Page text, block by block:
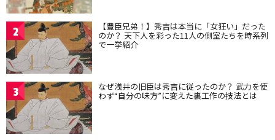
2 【豊臣兄弟！】秀吉は本当に「女狂い」だった
のか？ 天下人を彩った11人の側室たちを時系列
で一挙紹介
3 なぜ浅井の旧臣は秀吉に従ったのか？ 武力を使
わず“自分の味方”に変えた裏工作の技法とは